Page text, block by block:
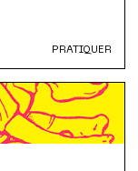
PRATIQUER